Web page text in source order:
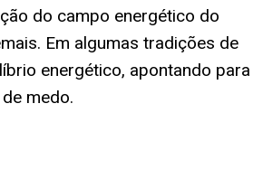
do campo energético do
Em algumas tradições de
energético, apontando para
medo.